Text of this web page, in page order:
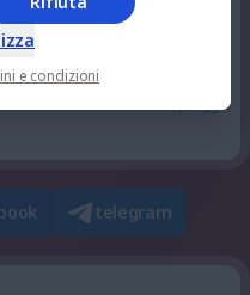
nuvoloso
pioggia
telegram
e condizioni